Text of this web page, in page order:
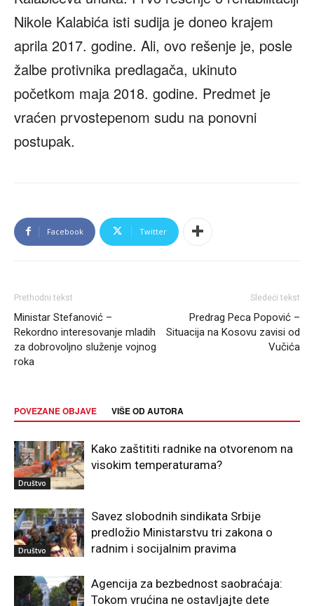
Nikole Kalabića isti sudija je doneo krajem
aprila 2017. godine. Ali, ovo rešenje je, posle
žalbe protivnika predlagača, ukinuto
početkom maja 2018. godine. Predmet je
vraćen prvostepenom sudu na ponovni
postupak.
Facebook Twitter
Prethodni tekst
Ministar Stefanović –
Rekordno interesovanje mladih
za dobrovoljno služenje vojnog
roka
Sledeći tekst
Predrag Peca Popović –
Situacija na Kosovu zavisi od
Vučića
POVEZANE OBJAVE VIŠE OD AUTORA
Društvo
Kako zaštititi radnike na otvorenom na
visokim temperaturama?
Društvo
Savez slobodnih sindikata Srbije
predložio Ministarstvu tri zakona o
radnim i socijalnim pravima
Agencija za bezbednost saobraćaja:
Tokom vrućina ne ostavljajte dete